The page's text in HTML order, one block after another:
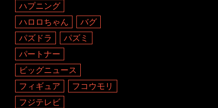
ハプニング
ハロロちゃん
バグ
パズドラ
パズミ
パートナー
ビッグニュース
フィギュア
フコウモリ
フジテレビ